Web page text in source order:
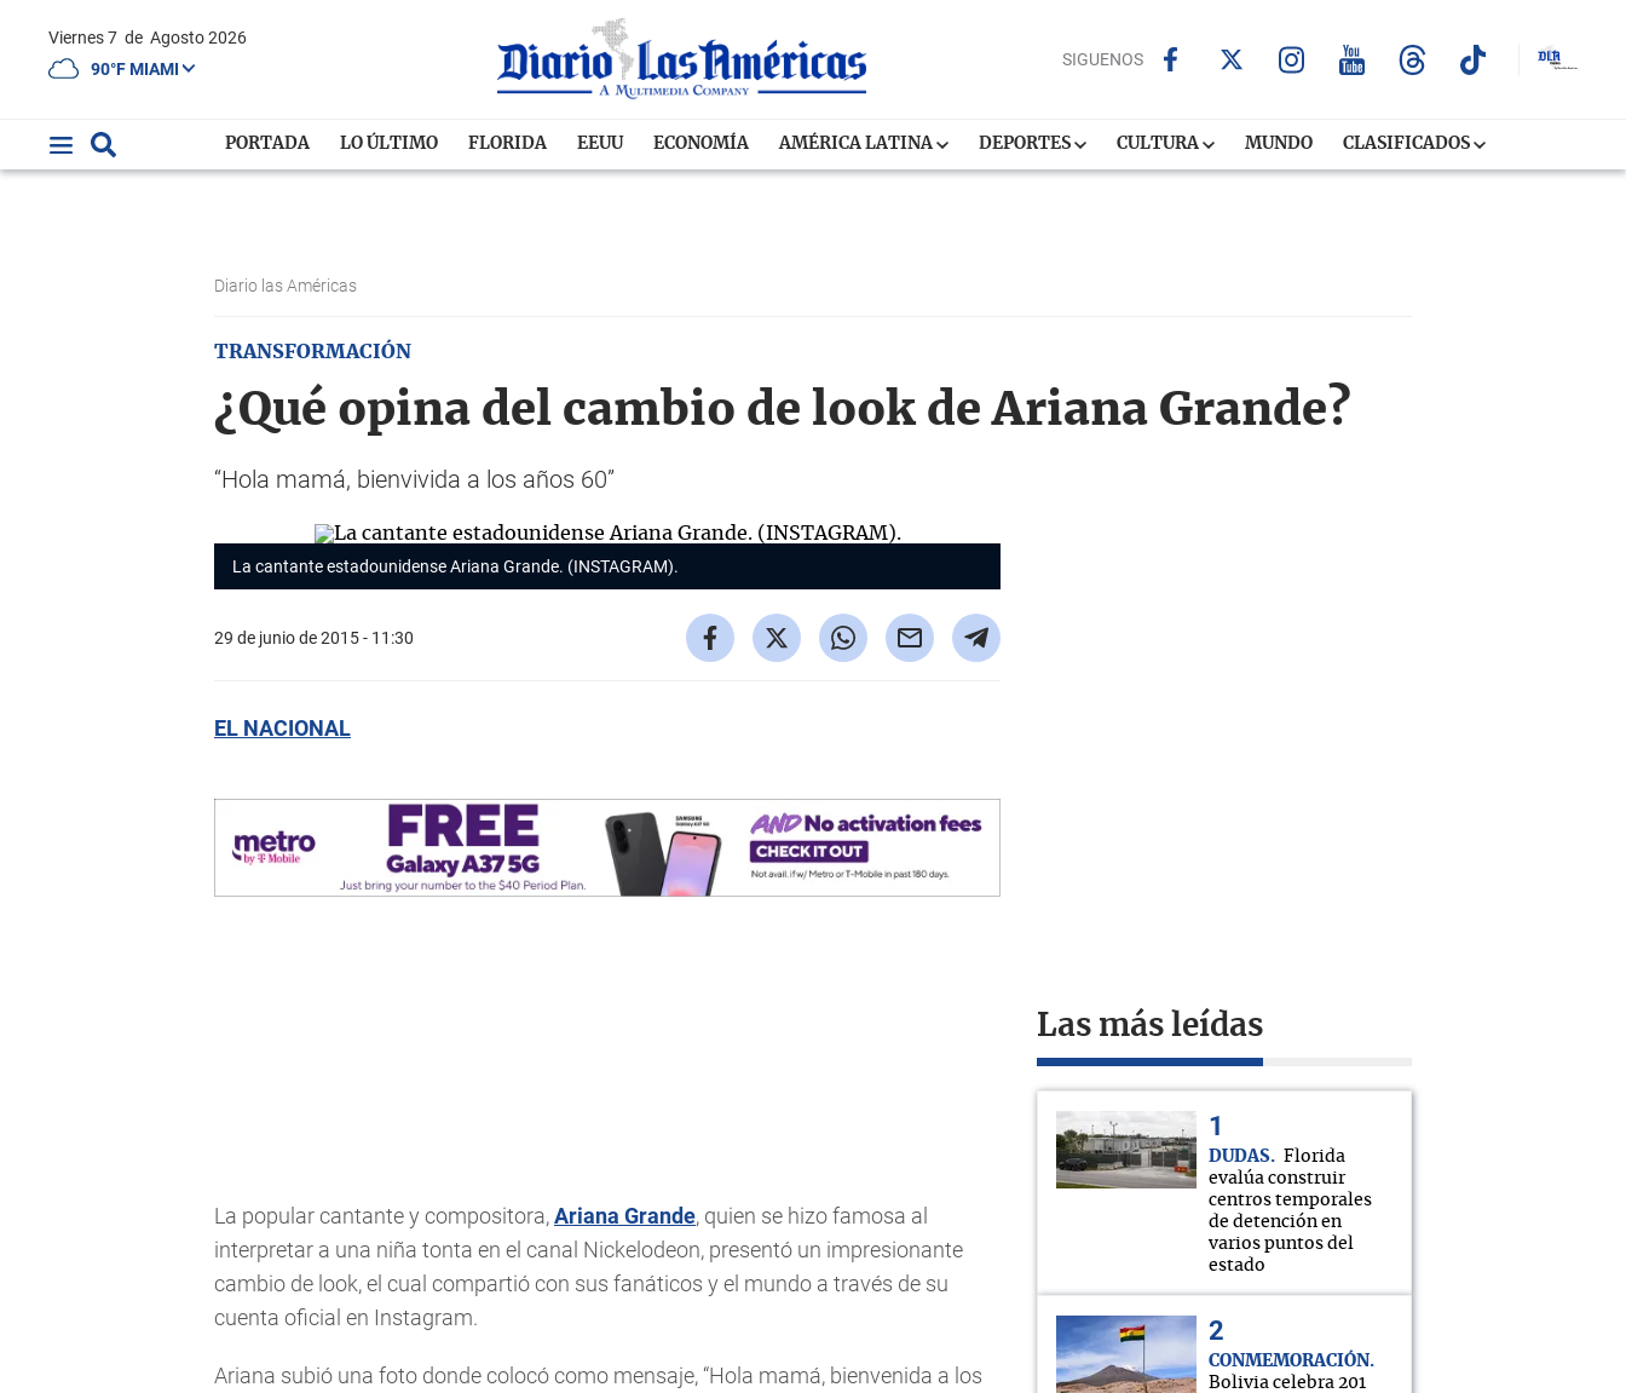
Viernes 7 de Agosto 2026
90°F MIAMI
SIGUENOS
PORTADA LO ÚLTIMO FLORIDA EEUU ECONOMÍA AMÉRICA LATINA DEPORTES CULTURA MUNDO CLASIFICADOS
Diario las Américas
TRANSFORMACIÓN
¿Qué opina del cambio de look de Ariana Grande?
“Hola mamá, bienvivida a los años 60”
La cantante estadounidense Ariana Grande. (INSTAGRAM).
29 de junio de 2015 - 11:30
EL NACIONAL
La popular cantante y compositora,Ariana Grande, quien se hizo famosa al
interpretar a una niña tonta en el canal Nickelodeon, presentó un impresionante
cambio de look, el cual compartió con sus fanáticos y el mundo a través de su
cuenta oficial en Instagram.
Ariana subió una foto donde colocó como mensaje, “Hola mamá, bienvenida a los
Las más leídas
DUDAS
Florida
evalúa construir
centros temporales
de detención en
varios puntos del
estado
CONMEMORACIÓN
Bolivia celebra 201